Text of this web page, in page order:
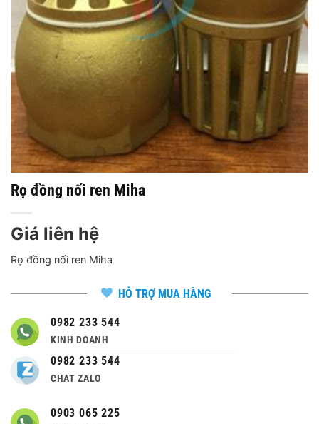
Rọ đồng nối ren Miha
Giá liên hệ
Rọ đồng nối ren Miha
HỖ TRỢ MUA HÀNG
0982 233 544
KINH DOANH
0982 233 544
CHAT ZALO
0903 065 225